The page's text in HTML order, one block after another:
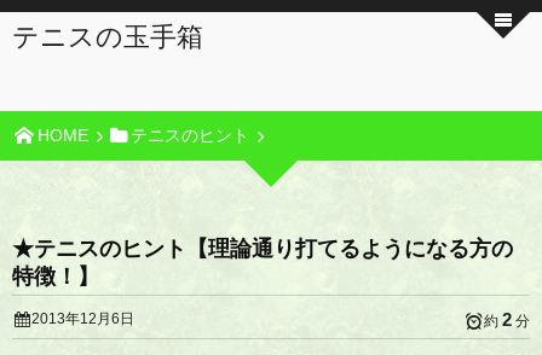
テニスの玉手箱
HOME テニスのヒント
★テニスのヒント【理論通り打てるようになる方の
特徴！】
2013年12月6日 約 2 分